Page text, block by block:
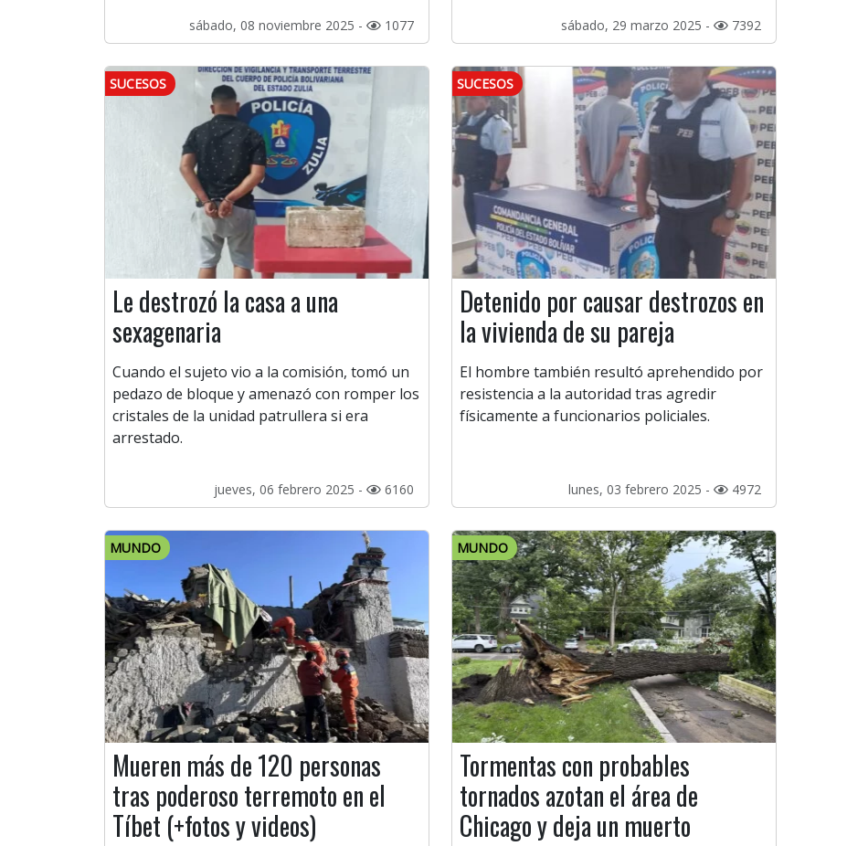
sábado, 08 noviembre 2025 - 1077 sábado, 29 marzo 2025 - 7392
SUCESOS
Le destrozó la casa a una
sexagenaria
Cuando el sujeto vio a la comisión, tomó un
pedazo de bloque y amenazó con romper los
cristales de la unidad patrullera si era
arrestado.
jueves, 06 febrero 2025 - 6160
SUCESOS
Detenido por causar destrozos en
la vivienda de su pareja
El hombre también resultó aprehendido por
resistencia a la autoridad tras agredir
físicamente a funcionarios policiales.
lunes, 03 febrero 2025 - 4972
MUNDO
Mueren más de 120 personas
tras poderoso terremoto en el
Tíbet (+fotos y videos)
MUNDO
Tormentas con probables
tornados azotan el área de
Chicago y deja un muerto